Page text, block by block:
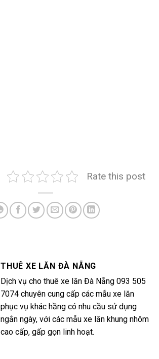
Rate this post
THUÊ XE LĂN ĐÀ NẴNG
Dịch vụ cho thuê xe lăn Đà Nẵng 093 505
7074 chuyên cung cấp các mẫu xe lăn
phục vụ khác hầng có nhu cầu sử dụng
ngắn ngày, với các mẫu xe lăn khung nhôm
cao cấp, gấp gọn linh hoạt.